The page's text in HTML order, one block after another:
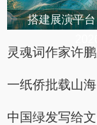
搭建展演平
中国绿发写给